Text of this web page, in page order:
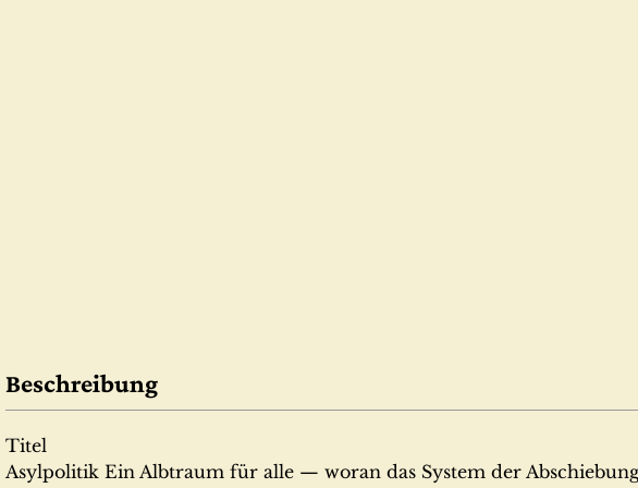
Beschreibung
Titel
Asylpolitik Ein Albtraum für alle — woran das System der